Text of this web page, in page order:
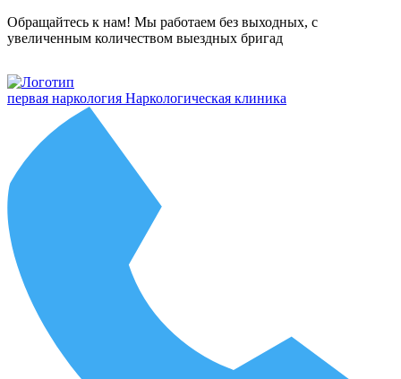
Обращайтесь к нам! Мы работаем без выходных, с
увеличенным количеством выездных бригад
первая наркология Наркологическая клиника